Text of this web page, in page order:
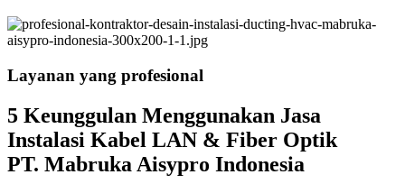
Layanan yang profesional
5 Keunggulan Menggunakan Jasa
Instalasi Kabel LAN & Fiber Optik
PT. Mabruka Aisypro Indonesia